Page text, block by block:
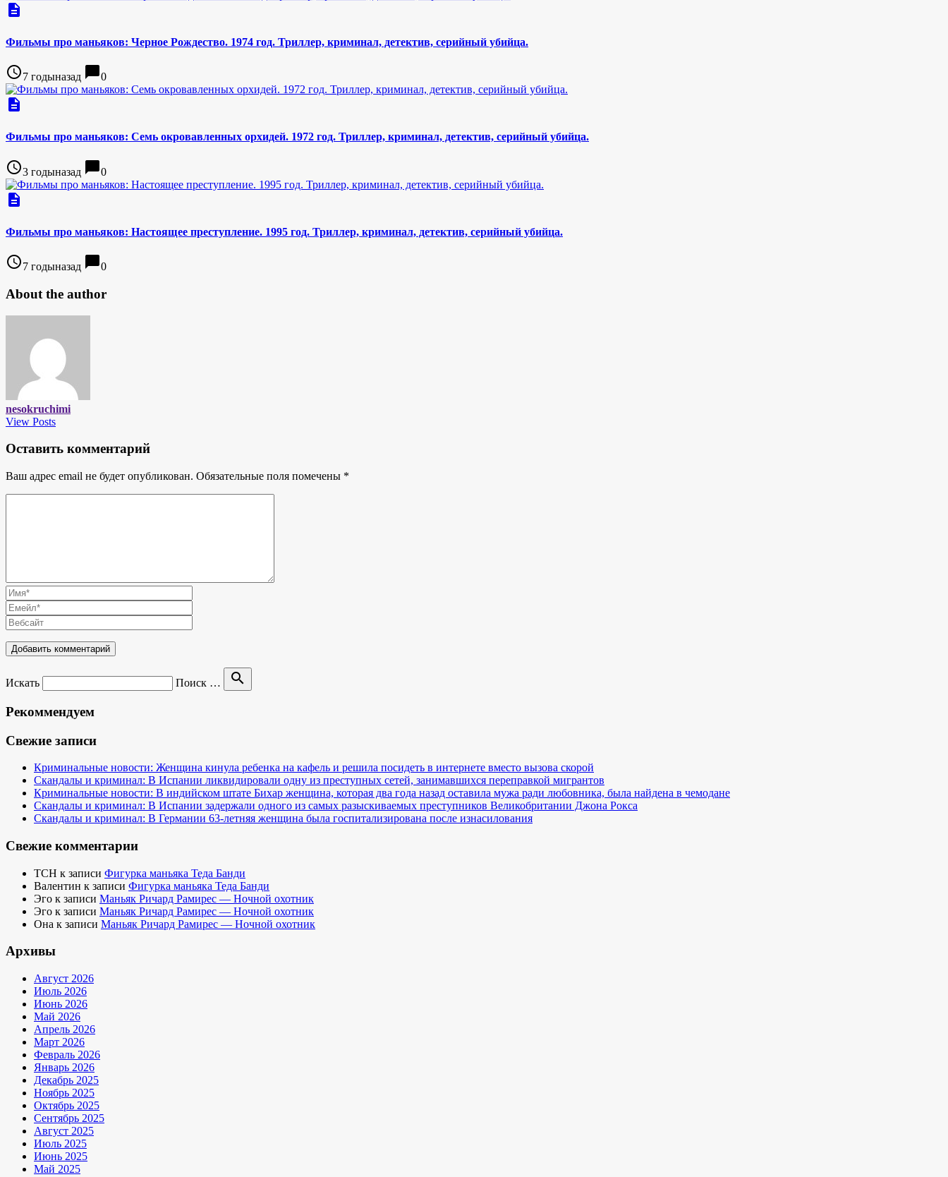
description
Фильмы про маньяков: Черное Рождество. 1974 год. Триллер, криминал, детектив, серийный убийца.
access_time7 годыназад chat_bubble0
description
Фильмы про маньяков: Семь окровавленных орхидей. 1972 год. Триллер, криминал, детектив, серийный убийца.
access_time3 годыназад chat_bubble0
description
Фильмы про маньяков: Настоящее преступление. 1995 год. Триллер, криминал, детектив, серийный убийца.
access_time7 годыназад chat_bubble0
About the author
nesokruchimi
View Posts
Оставить комментарий
Ваш адрес email не будет опубликован. Обязательные поля помечены *
Искать Поиск … search
Рекоммендуем
Свежие записи
Криминальные новости: Женщина кинула ребенка на кафель и решила посидеть в интернете вместо вызова скорой
Скандалы и криминал: В Испании ликвидировали одну из преступных сетей, занимавшихся переправкой мигрантов
Криминальные новости: В индийском штате Бихар женщина, которая два года назад оставила мужа ради любовника, была найдена в чемодане
Скандалы и криминал: В Испании задержали одного из самых разыскиваемых преступников Великобритании Джона Рокса
Скандалы и криминал: В Германии 63-летняя женщина была госпитализирована после изнасилования
Свежие комментарии
TCH к записи Фигурка маньяка Теда Банди
Валентин к записи Фигурка маньяка Теда Банди
Эго к записи Маньяк Ричард Рамирес — Ночной охотник
Эго к записи Маньяк Ричард Рамирес — Ночной охотник
Она к записи Маньяк Ричард Рамирес — Ночной охотник
Архивы
Август 2026
Июль 2026
Июнь 2026
Май 2026
Апрель 2026
Март 2026
Февраль 2026
Январь 2026
Декабрь 2025
Ноябрь 2025
Октябрь 2025
Сентябрь 2025
Август 2025
Июль 2025
Июнь 2025
Май 2025